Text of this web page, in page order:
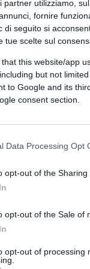
partner utilizziamo,
fornire
di seguito si
tue scelte sul
that this website/app
but not
to Google and its
consent section.
Data Processing Opt
opt-out of the Sharing
opt-out of the Sale of
opt-out of processing
e in
il
e lifestyle.
il giudizio
so bene che
fa un certo
a una
porto, non
testa. Se le
Per me la